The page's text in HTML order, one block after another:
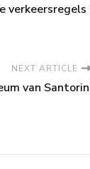
NEXT ARTICLE
van